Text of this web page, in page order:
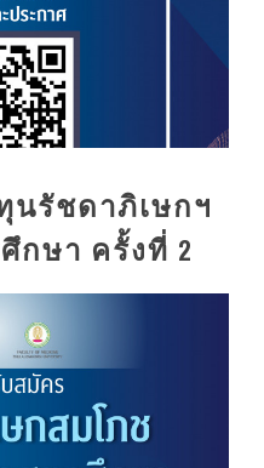
นรัชดาภิเษกฯ
กษา ครั้งที่ 2